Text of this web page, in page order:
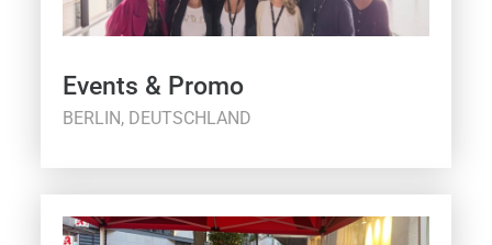
Events & Promo
BERLIN, DEUTSCHLAND